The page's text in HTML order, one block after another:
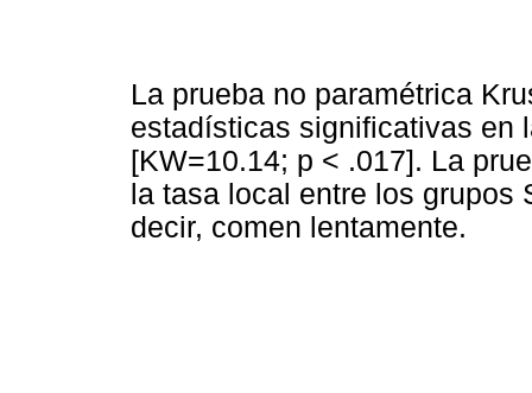
La prueba no paramétrica
estadísticas significativas en
[KW=10.14; p < .017]. La
la tasa local entre los grupos
decir, comen lentamente.